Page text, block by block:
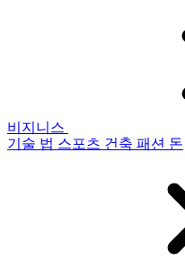
비지니스
기술 법 스포츠 건축 패션 돈